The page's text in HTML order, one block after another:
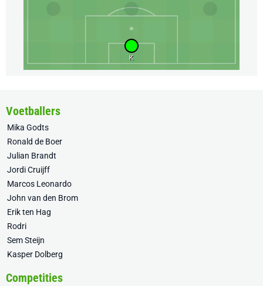
K
Voetballers
Mika Godts
Ronald de Boer
Julian Brandt
Jordi Cruijff
Marcos Leonardo
John van den Brom
Erik ten Hag
Rodri
Sem Steijn
Kasper Dolberg
Competities